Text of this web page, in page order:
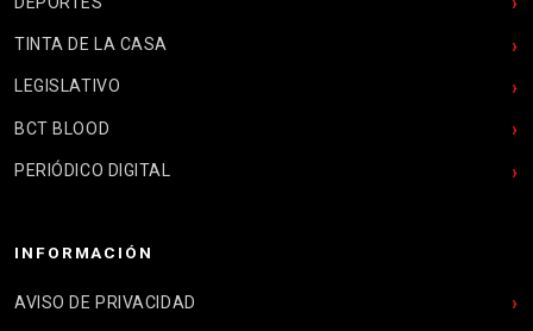
TINTA DE LA CASA
LEGISLATIVO
BCT BLOOD
PERIÓDICO DIGITAL
INFORMACIÓN
AVISO DE PRIVACIDAD